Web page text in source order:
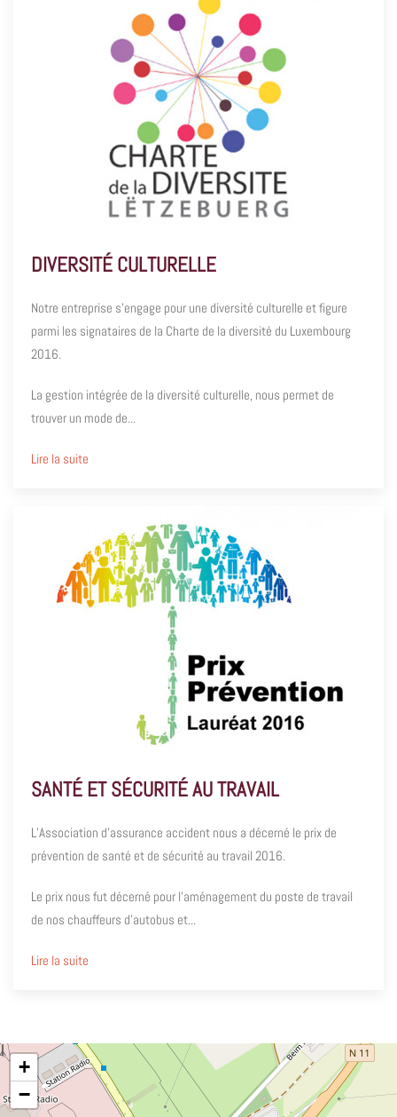
DIVERSITÉ CULTURELLE
Notre entreprise s’engage pour une diversité culturelle et figure
parmi les signataires de la Charte de la diversité du Luxembourg
2016.
La gestion intégrée de la diversité culturelle, nous permet de
trouver un mode de...
Lire la suite
SANTÉ ET SÉCURITÉ AU TRAVAIL
L’Association d’assurance accident nous a décerné le prix de
prévention de santé et de sécurité au travail 2016.
Le prix nous fut décerné pour l’aménagement du poste de travail
de nos chauffeurs d’autobus et...
Lire la suite
+
−